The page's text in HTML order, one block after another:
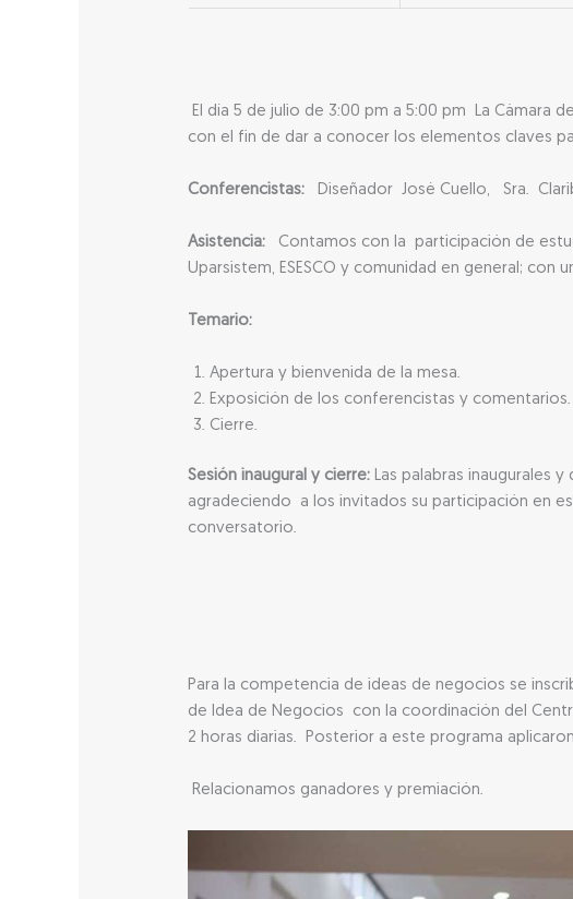
El día 5 de julio de 3:00 pm a 5:00 pm La Cámara
con el fin de dar a conocer los elementos claves
Conferencistas: Diseñador José Cuello,
Asistencia:
Contamos con la participación de
Uparsistem, ESESCO y comunidad en general;
Temario:
Apertura y bienvenida de la mesa.
Exposición de los conferencistas y comentarios.
Cierre.
Sesión inaugural y cierre: Las palabras inaugurales
agradeciendo a los invitados su participación en
conversatorio.
Para la competencia de ideas de negocios se
de Idea de Negocios con la coordinación del
2 horas diarias. Posterior a este programa
Relacionamos ganadores y premiación.